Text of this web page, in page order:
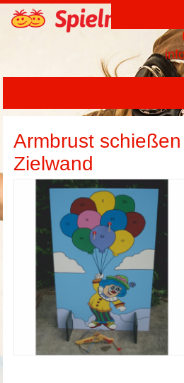
Armbrust
Zielwand